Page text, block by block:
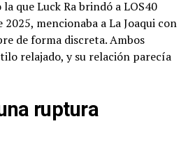
que Luck Ra brindó a LOS40
mencionaba a La Joaqui con
de forma discreta. Ambos
relajado, y su relación parecía
ruptura